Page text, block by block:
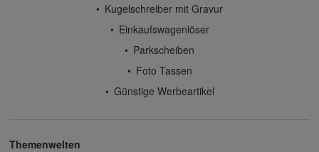
Kugelschreiber mit Gravur
Einkaufswagenlöser
Parkscheiben
Foto Tassen
Günstige Werbeartikel
Themenwelten